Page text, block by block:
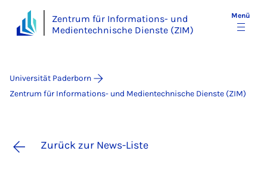
Zentrum für Informations- und
Medientechnische Dienste (ZIM)
Menü
Universität Paderborn
Zentrum für Informations- und Medientechnische Dienste (ZIM)
Zurück zur News-Liste